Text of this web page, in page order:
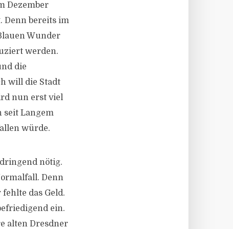
Dezember
Denn bereits im
Wunder
werden.
die
will die Stadt
nun erst viel
seit Langem
würde.
nötig.
Denn
das Geld.
ein.
alten Dresdner